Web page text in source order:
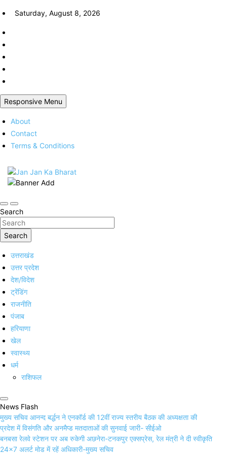
Skip
content
Saturday, August 8, 2026
Responsive Menu
About
Contact
Terms & Conditions
Online Trending Hindi News Website
Search
Search
उत्तराखंड
उत्तर प्रदेश
देश/विदेश
ट्रेंडिंग
राजनीति
पंजाब
हरियाणा
खेल
स्वास्थ्य
धर्म
राशिफल
News Flash
मुख्य सचिव आनन्द बर्द्धन ने एनकॉर्ड की 12वीं राज्य स्तरीय बैठक की अध्यक्षता की
प्रदेश में विसंगति और अनमैप्ड मतदाताओं की सुनवाई जारी- सीईओ
बनबसा रेलवे स्टेशन पर अब रुकेगी अछनेरा-टनकपुर एक्सप्रेस, रेल मंत्री ने दी स्वीकृति
24×7 अलर्ट मोड में रहें अधिकारी-मुख्य सचिव